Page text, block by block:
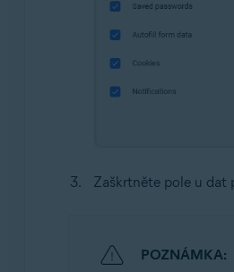
Zaškrtněte pole u dat
POZNÁMKA: